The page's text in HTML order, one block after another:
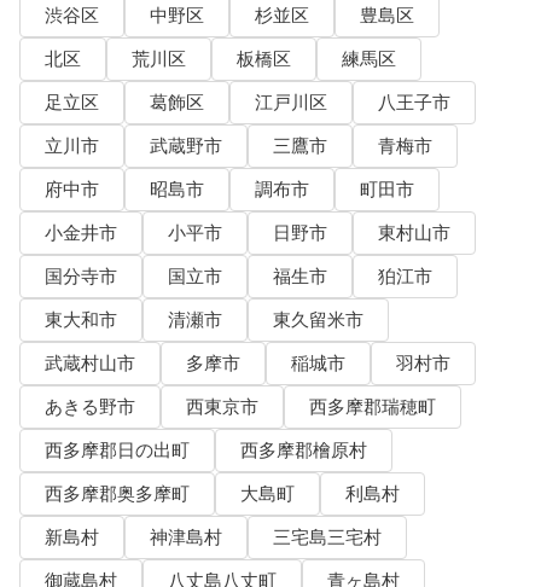
渋谷区
中野区 杉並区
豊島区
北区
荒川区 板橋区
練馬区
足立区
葛飾区 江戸川区
八王子市
立川市
武蔵野市 三鷹市
青梅市
府中市
昭島市 調布市
町田市
小金井市
小平市 日野市
東村山市
国分寺市
国立市 福生市
狛江市
東大和市
清瀬市
東久留米市
武蔵村山市
多摩市 稲城市
羽村市
あきる野市
西東京市
西多摩郡瑞穂町
西多摩郡日の出町
西多摩郡檜原村
西多摩郡奥多摩町
大島町
利島村
新島村
神津島村
三宅島三宅村
御蔵島村
八丈島八丈町 青ヶ島村